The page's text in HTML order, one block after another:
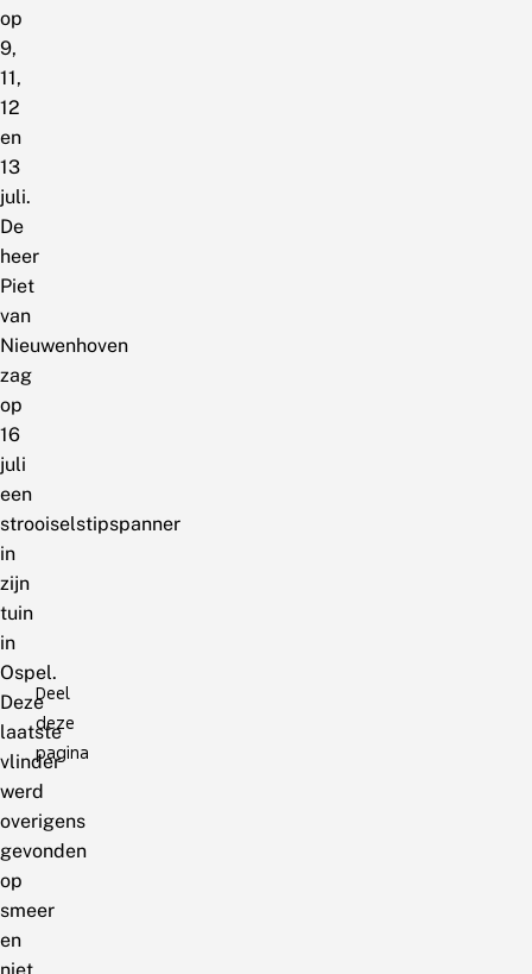
op
9,
11,
12
en
13
juli.
De
heer
Piet
van
Nieuwenhoven
zag
op
16
juli
een
strooiselstipspanner
in
zijn
tuin
in
Ospel.
Deze
laatste
vlinder
werd
overigens
gevonden
op
smeer
en
niet
Deel
deze
pagina